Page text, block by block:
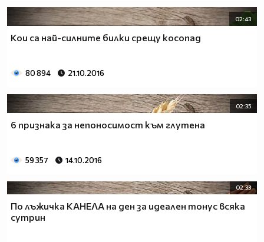
02:43
Кои са най-силните билки срещу косопад
80 894 21.10.2016
02:35
6 признака за непоносимост към глутена
59 357 14.10.2016
02:33
По лъжичка КАНЕЛА на ден за идеален тонус всяка
сутрин